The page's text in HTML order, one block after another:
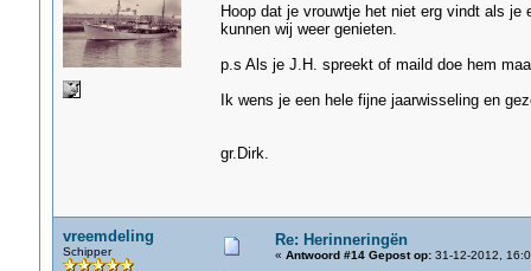
Hoop dat je vrouwtje het niet erg vindt als
kunnen wij weer genieten.
p.s Als je J.H. spreekt of maild doe hem
Ik wens je een hele fijne jaarwisseling en
gr.Dirk.
vreemdeling
Schipper
Re: Herinneringën
« Antwoord #14 Gepost op:31-12-2012,